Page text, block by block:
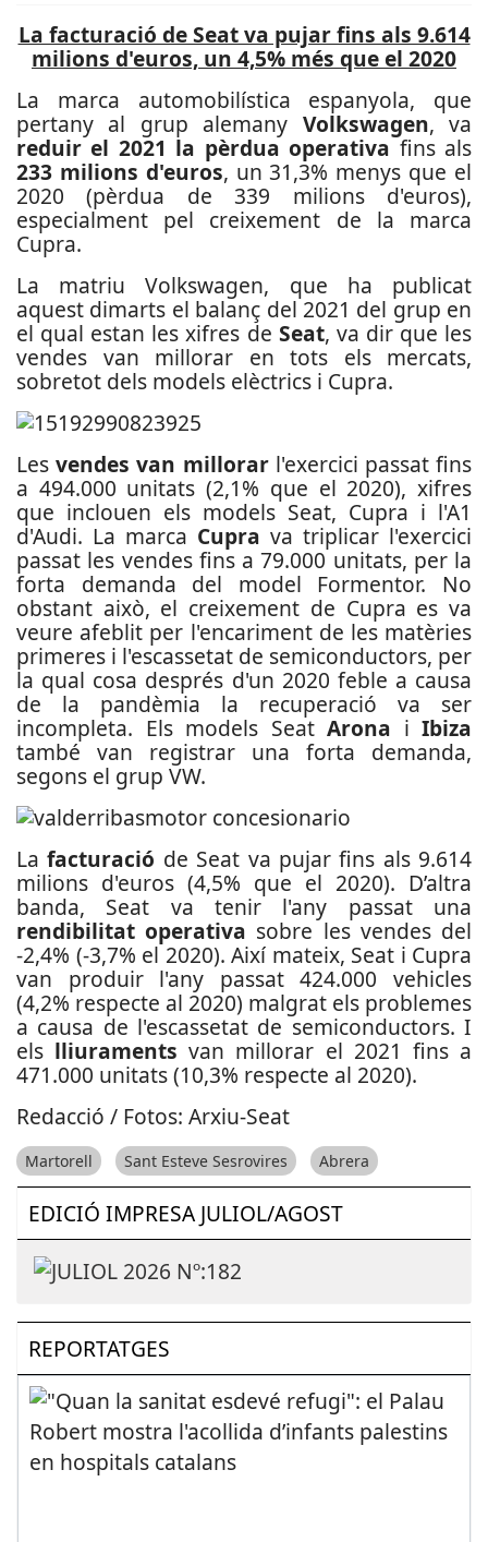
La facturació de Seat va pujar fins als 9.614
milions d'euros, un 4,5% més que el 2020
La marca automobilística espanyola, que
pertany al grup alemany Volkswagen, va
reduir el 2021 la pèrdua operativa fins als
233 milions d'euros, un 31,3% menys que el
2020 (pèrdua de 339 milions d'euros),
especialment pel creixement de la marca
Cupra.
La matriu Volkswagen, que ha publicat
aquest dimarts el balanç del 2021 del grup en
el qual estan les xifres de Seat, va dir que les
vendes van millorar en tots els mercats,
sobretot dels models elèctrics i Cupra.
Lesvendes van millorarl'exercici passat fins
a 494.000 unitats (2,1% que el 2020), xifres
que inclouen els models Seat, Cupra i l'A1
d'Audi. La marca Cupra va triplicar l'exercici
passat les vendes fins a 79.000 unitats, per la
forta demanda del model Formentor. No
obstant això, el creixement de Cupra es va
veure afeblit per l'encariment de les matèries
primeres i l'escassetat de semiconductors, per
la qual cosa després d'un 2020 feble a causa
de la pandèmia la recuperació va ser
incompleta. Els models Seat Arona i Ibiza
també van registrar una forta demanda,
segons el grup VW.
Lafacturació de Seat va pujar fins als 9.614
milions d'euros (4,5% que el 2020). D’altra
banda, Seat va tenir l'any passat una
rendibilitat operativa sobre les vendes del
-2,4% (-3,7% el 2020). Així mateix, Seat i Cupra
van produir l'any passat 424.000 vehicles
(4,2% respecte al 2020) malgrat els problemes
a causa de l'escassetat de semiconductors. I
els lliuraments van millorar el 2021 fins a
471.000 unitats (10,3% respecte al 2020).
Redacció / Fotos: Arxiu-Seat
Martorell Sant Esteve Sesrovires Abrera
EDICIÓ IMPRESA JULIOL/AGOST
REPORTATGES